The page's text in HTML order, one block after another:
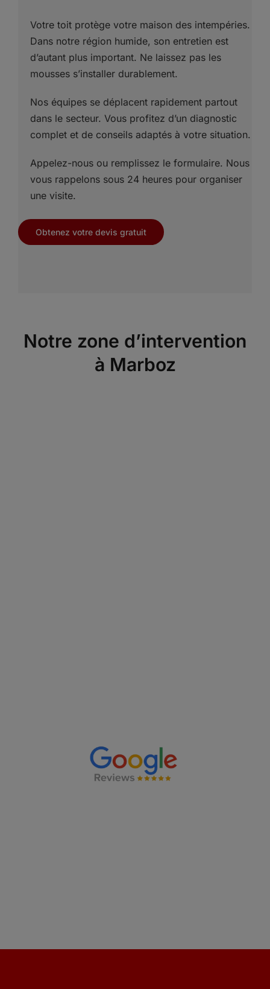
Votre toit protège votre maison des intempéries.
Dans notre région humide, son entretien est
d’autant plus important. Ne laissez pas les
mousses s’installer durablement.
Nos équipes se déplacent rapidement partout
dans le secteur. Vous profitez d’un diagnostic
complet et de conseils adaptés à votre situation.
Appelez-nous ou remplissez le formulaire. Nous
vous rappelons sous 24 heures pour organiser
une visite.
Obtenez votre devis gratuit
Notre zone d’intervention
à Marboz